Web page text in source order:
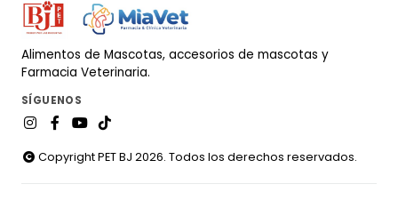
Alimentos de Mascotas, accesorios de mascotas y
Farmacia Veterinaria.
SÍGUENOS
Copyright PET BJ 2026. Todos los derechos reservados.